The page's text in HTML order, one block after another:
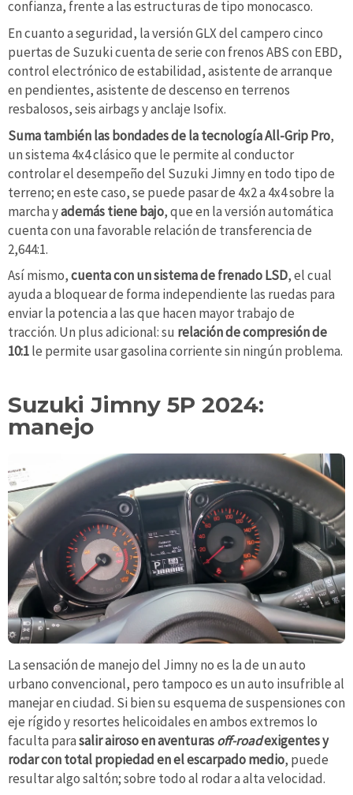
confianza, frente a las estructuras de tipo monocasco.
En cuanto a seguridad, la versión GLX del campero cinco
puertas de Suzuki cuenta de serie con frenos ABS con EBD,
control electrónico de estabilidad, asistente de arranque
en pendientes, asistente de descenso en terrenos
resbalosos, seis airbags y anclaje Isofix.
Suma también las bondades de la tecnología All-Grip Pro,
un sistema 4x4 clásico que le permite al conductor
controlar el desempeño del Suzuki Jimny en todo tipo de
terreno; en este caso, se puede pasar de 4x2 a 4x4 sobre la
marcha yademás tiene bajo, que en la versión automática
cuenta con una favorable relación de transferencia de
2,644:1.
Así mismo,cuenta con un sistema de frenado LSD, el cual
ayuda a bloquear de forma independiente las ruedas para
enviar la potencia a las que hacen mayor trabajo de
tracción. Un plus adicional: su relación de compresión de
10:1le permite usar gasolina corriente sin ningún problema.
Suzuki Jimny 5P 2024:
manejo
La sensación de manejo del Jimny no es la de un auto
urbano convencional, pero tampoco es un auto insufrible al
manejar en ciudad. Si bien su esquema de suspensiones con
eje rígido y resortes helicoidales en ambos extremos lo
faculta parasalir airoso en aventurasoff-roadexigentes y
rodar con total propiedad en el escarpado medio, puede
resultar algo saltón; sobre todo al rodar a alta velocidad.